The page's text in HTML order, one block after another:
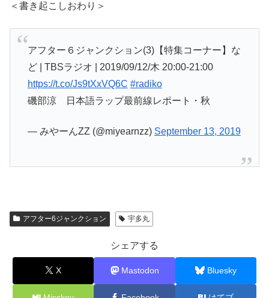
＜書き起こしおわり＞
アフター６ジャンクション(3)【特集コーナー】な
ど | TBSラジオ | 2019/09/12/木 20:00-21:00
https://t.co/Js9tXxVQ6C #radiko
磯部涼 日本語ラップ最前線レポート・秋
— みやーんZZ (@miyearnzz) September 13, 2019
アフター6ジャンクション 宇多丸
シェアする
X Mastodon Bluesky